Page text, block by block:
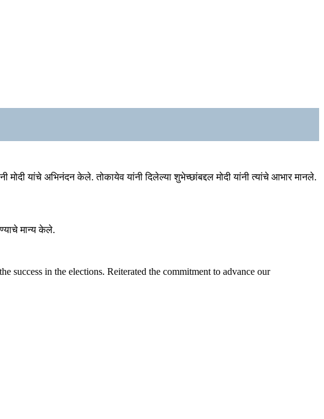
मोदी यांचे अभिनंदन केले. तोकायेव यांनी दिलेल्या शुभेच्छांबद्दल मोदी यांनी त्यांचे आभार मानले.
मान्य केले.
success in the elections. Reiterated the commitment to advance our